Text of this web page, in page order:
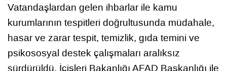
Vatandaşlardan gelen ihbarlar ile kamu
kurumlarının tespitleri doğrultusunda müdahale,
hasar ve zarar tespit, temizlik, gıda temini ve
psikososyal destek çalışmaları aralıksız
sürdürüldü. İçişleri Bakanlığı AFAD Başkanlığı ile